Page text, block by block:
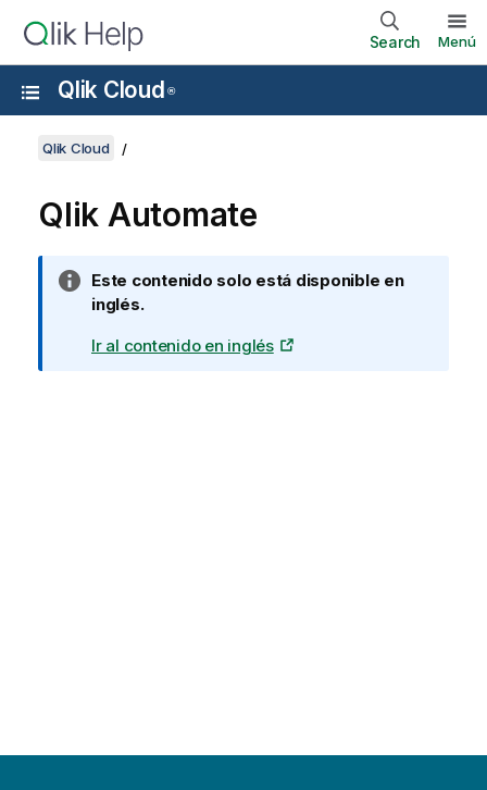
Search Menú
Qlik Cloud ®
Qlik Cloud
Qlik Automate
N
o
a
Este contenido solo está disponible en
inglés.
Ir al contenido en inglés